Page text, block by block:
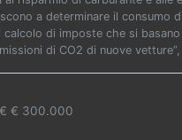
a determinare il consumo
di imposte che si
di CO2 di nuove
€ 300.000